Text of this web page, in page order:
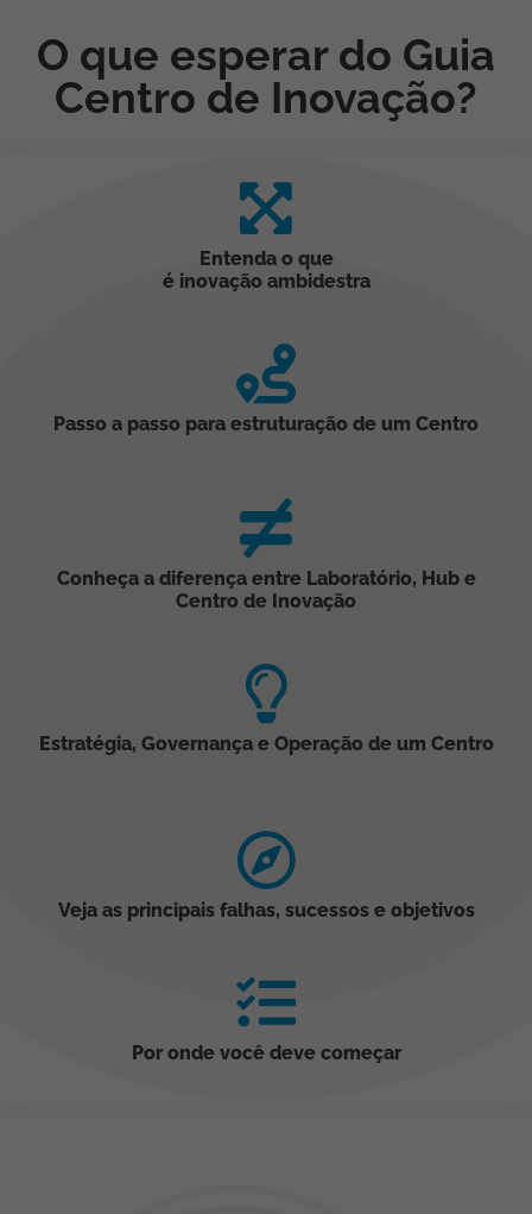
O que esperar do Guia
Centro de Inovação?
Entenda o que
é inovação ambidestra
Passo a passo para estruturação de um Centro
Conheça a diferença entre Laboratório, Hub e
Centro de Inovação
Estratégia, Governança e Operação de um Centro
Veja as principais falhas, sucessos e objetivos
Por onde você deve começar